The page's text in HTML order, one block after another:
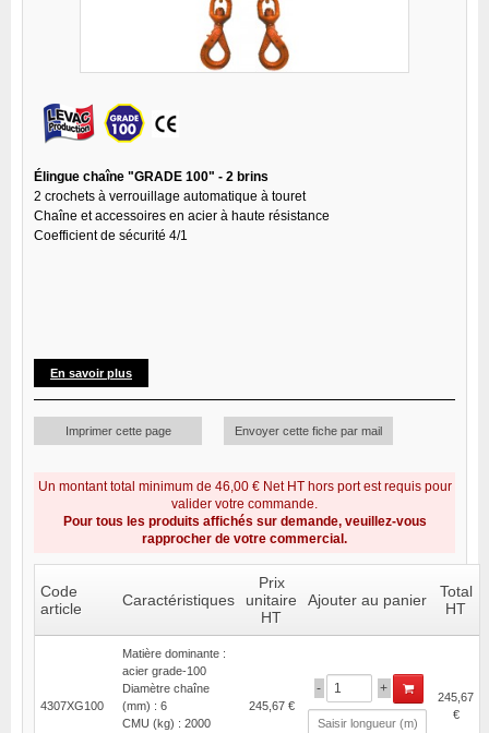
Élingue chaîne "GRADE 100" - 2 brins
2 crochets à verrouillage automatique à touret
Chaîne et accessoires en acier à haute résistance
Coefficient de sécurité 4/1
En savoir plus
Imprimer cette page Envoyer cette fiche par mail
Un montant total minimum de 46,00 € Net HT hors port est requis pour
valider votre commande.
Pour tous les produits affichés sur demande, veuillez-vous
rapprocher de votre commercial.
Code
article
Caractéristiques
Prix
unitaire
HT
Ajouter au panier
Total
HT
4307XG100
Matière dominante :
acier grade-100
Diamètre chaîne
(mm) : 6
CMU (kg) : 2000
245,67 €
- +
245,67
€